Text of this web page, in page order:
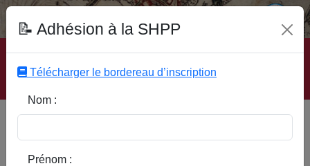
Accueil | Site SHPP | Auteurs | Editeurs | Rubriques |
Sous-Rubriques | Mots-Clefs | Contact
📝 Adhésion à la SHPP
Télécharger le bordereau d’inscription
Nom :
Prénom :